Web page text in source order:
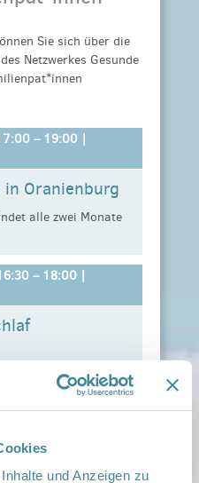
und Anzeigen zu
Sie sich über die
Netzwerkes Gesunde
– 19:00 |
Oranienburg
alle zwei Monate
- 19.00 Uhr in
und andere Dinge
– 18:00 |
– 20:00|